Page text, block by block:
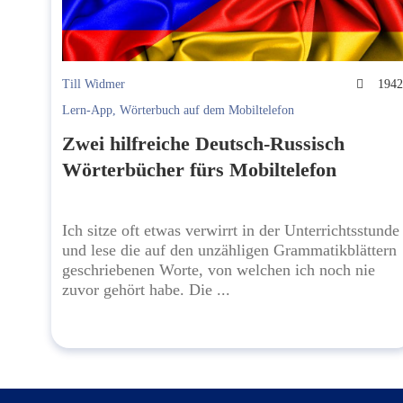
Till Widmer
1942
Lern-App, Wörterbuch auf dem Mobiltelefon
Zwei hilfreiche Deutsch-Russisch
Wörterbücher fürs Mobiltelefon
Ich sitze oft etwas verwirrt in der Unterrichtsstunde
und lese die auf den unzähligen Grammatikblättern
geschriebenen Worte, von welchen ich noch nie
zuvor gehört habe. Die ...